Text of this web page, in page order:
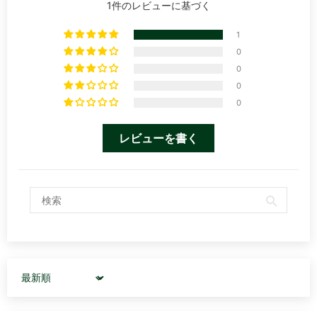
1件のレビューに基づく
1
0
0
0
0
レビューを書く
Sort by